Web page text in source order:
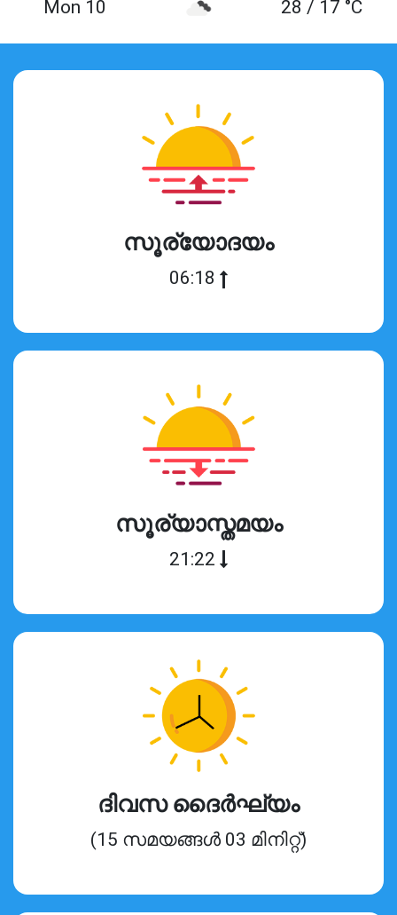
Mon 10
28 / 17 °C
സൂര്യോദയം
06:18
സൂര്യാസ്തമയം
21:22
ദിവസ ദൈർഘ്യം
(15 സമയങ്ങൾ 03 മിനിറ്റ്)